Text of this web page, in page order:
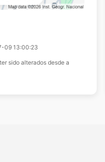
09 13:00:23
sido alterados desde a